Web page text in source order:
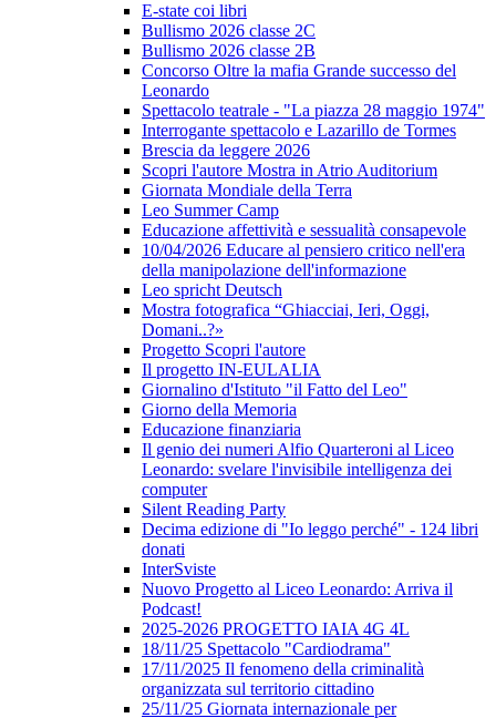
E-state coi libri
Bullismo 2026 classe 2C
Bullismo 2026 classe 2B
Concorso Oltre la mafia Grande successo del
Leonardo
Spettacolo teatrale - "La piazza 28 maggio 1974"
Interrogante spettacolo e Lazarillo de Tormes
Brescia da leggere 2026
Scopri l'autore Mostra in Atrio Auditorium
Giornata Mondiale della Terra
Leo Summer Camp
Educazione affettività e sessualità consapevole
10/04/2026 Educare al pensiero critico nell'era
della manipolazione dell'informazione
Leo spricht Deutsch
Mostra fotografica “Ghiacciai, Ieri, Oggi,
Domani..?»
Progetto Scopri l'autore
Il progetto IN-EULALIA
Giornalino d'Istituto "il Fatto del Leo"
Giorno della Memoria
Educazione finanziaria
Il genio dei numeri Alfio Quarteroni al Liceo
Leonardo: svelare l'invisibile intelligenza dei
computer
Silent Reading Party
Decima edizione di "Io leggo perché" - 124 libri
donati
InterSviste
Nuovo Progetto al Liceo Leonardo: Arriva il
Podcast!
2025-2026 PROGETTO IAIA 4G 4L
18/11/25 Spettacolo "Cardiodrama"
17/11/2025 Il fenomeno della criminalità
organizzata sul territorio cittadino
25/11/25 Giornata internazionale per